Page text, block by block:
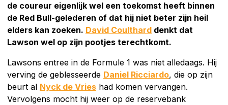
de coureur eigenlijk wel een toekomst heeft binnen
de Red Bull-gelederen of dat hij niet beter zijn heil
elders kan zoeken. David Coulthard denkt dat
Lawson wel op zijn pootjes terechtkomt.
Lawsons entree in de Formule 1 was niet alledaags. Hij
verving de geblesseerde Daniel Ricciardo, die op zijn
beurt al Nyck de Vries had komen vervangen.
Vervolgens mocht hij weer op de reservebank